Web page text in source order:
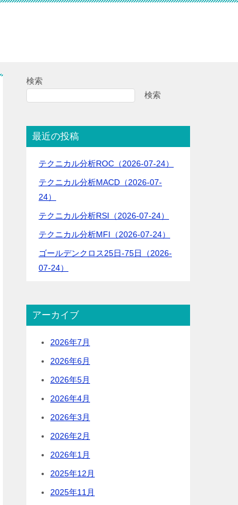
検索
検索
最近の投稿
テクニカル分析ROC（2026-07-24）
テクニカル分析MACD（2026-07-
24）
テクニカル分析RSI（2026-07-24）
テクニカル分析MFI（2026-07-24）
ゴールデンクロス25日-75日（2026-
07-24）
アーカイブ
2026年7月
2026年6月
2026年5月
2026年4月
2026年3月
2026年2月
2026年1月
2025年12月
2025年11月